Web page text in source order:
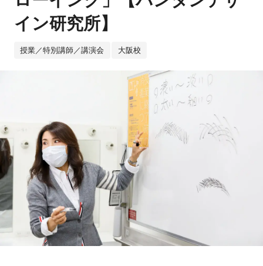
イン研究所】
授業／特別講師／講演会 大阪校